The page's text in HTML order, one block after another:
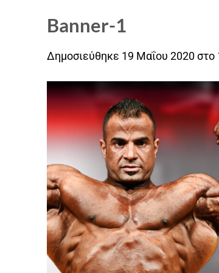
Banner-1
Δημοσιεύθηκε 19 Μαΐου 2020στο